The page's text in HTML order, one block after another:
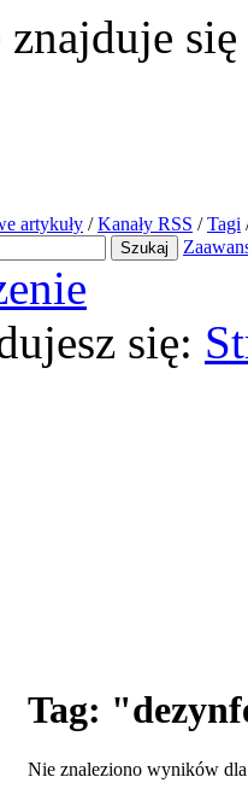
znajduje się
artykuły / Kanały RSS / Tagi
się:
Tag:
Nie znaleziono wyników